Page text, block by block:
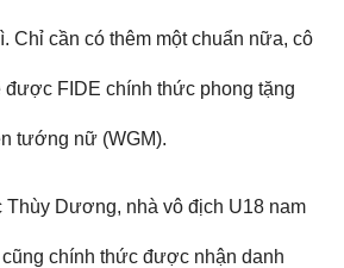
Chỉ cần có thêm một chuẩn nữa, cô
được FIDE chính thức phong tặng
tướng nữ (WGM).
Thùy Dương, nhà vô địch U18 nam
chính thức được nhận danh